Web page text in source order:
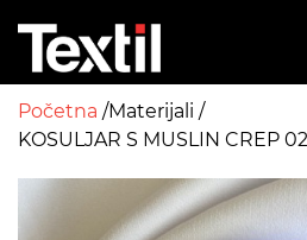
Početna Materijali
KOSULJAR S MUSLIN CREP